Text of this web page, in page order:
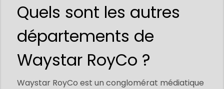
Quels sont les autres
départements de
Waystar RoyCo ?
Waystar RoyCo est un conglomérat médiatique